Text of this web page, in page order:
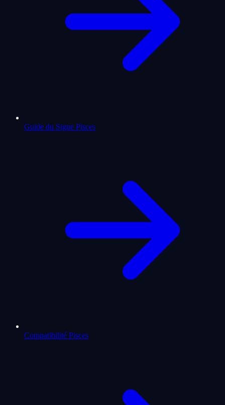
Guide du Signe Pisces
Compatibilité Pisces